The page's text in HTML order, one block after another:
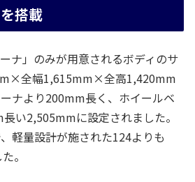
搭載
ナ」のみが用意されるボディのサ
全幅1,615mm×全高1,420mm
ナより200mm長く、ホイールベ
い2,505mmに設定されました。
軽量設計が施された124よりも
。